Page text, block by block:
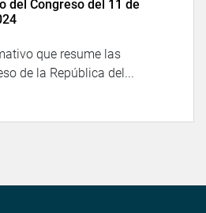
del Congreso del 11 de
que resume las
de la República del...